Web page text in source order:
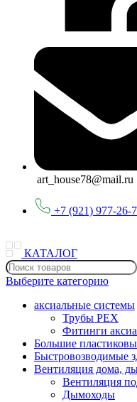
art_house78@mail.ru
+7 (921) 977-26-
КАТАЛОГ
Выберите категорию
аксиальные системы
Трубы PEX
Фитинги
Большие
Быстровозводимые
Вентиляция дома,
Вентиляция
Дымоходы